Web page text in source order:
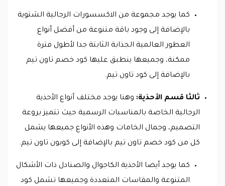
كما يوجد مجموعة من الاكسسورات الرجالية الشتوية
بالإضافة إلى وجود باقة متنوعة من أفضل أنواع
العطور العالمية الجذابة الثابتة جدا لأطول فترة
ممكنة، وجميعها ينطبق عليها كود خصم تاون تيم
بالإضافة إلى كود تاون تيم.
ثالثا قسم الأحذية: وهنا يوجد مختلف أنواع الأحذية
الرجالية الخاصة بالمناسبات الرسمية حيث تتميز بروعة
التصميم، وجمال الخامات وهذه الأنواع جميعها يشمل
كل من كود خصم تاون تيم بالإضافة إلى كوبون تاون تيم.
كما يوجد أيضا الأحذية الكاجوال والصنادل ذات الأشكال
المتنوعة والمقاسات المتعددة وجميعها تشمل كود